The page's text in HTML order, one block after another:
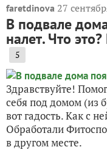
faretdinova 27
В подвале
налет. Что
5
Здравствуйте!
себя под домом (из
вот гадость. Как с
Обработали
в другом месте.